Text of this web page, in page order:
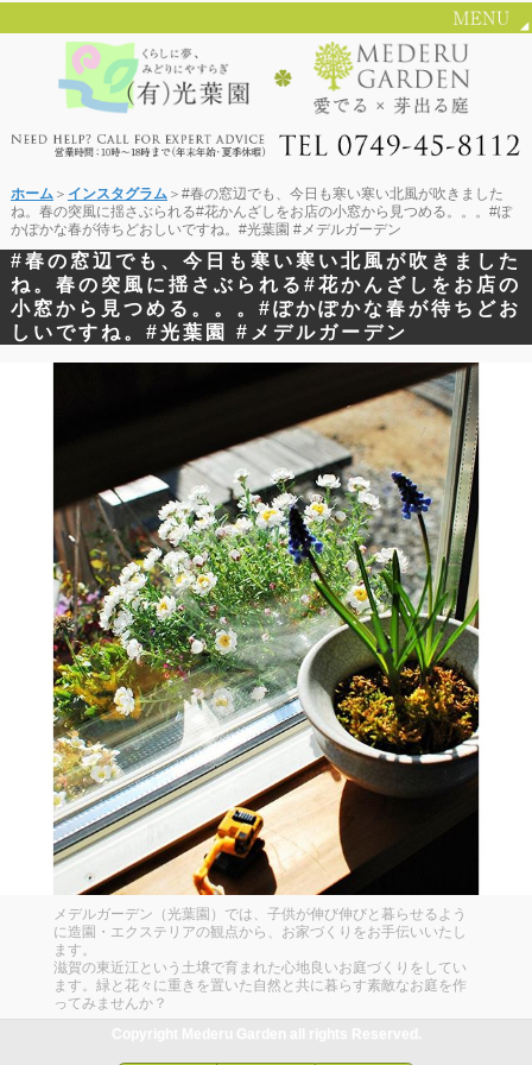
ホーム＞ インスタグラム＞#春の窓辺でも、今日も寒い寒い北風が吹きました
ね。春の突風に揺さぶられる#花かんざしをお店の小窓から見つめる。。。#ぽ
かぽかな春が待ちどおしいですね。#光葉園 #メデルガーデン
#春の窓辺でも、今日も寒い寒い北風が吹きました
ね。春の突風に揺さぶられる#花かんざしをお店の
小窓から見つめる。。。#ぽかぽかな春が待ちどお
しいですね。#光葉園 #メデルガーデン
メデルガーデン（光葉園）では、子供が伸び伸びと暮らせるよう
に造園・エクステリアの観点から、お家づくりをお手伝いいたし
ます。
滋賀の東近江という土壌で育まれた心地良いお庭づくりをしてい
ます。緑と花々に重きを置いた自然と共に暮らす素敵なお庭を作
ってみませんか？